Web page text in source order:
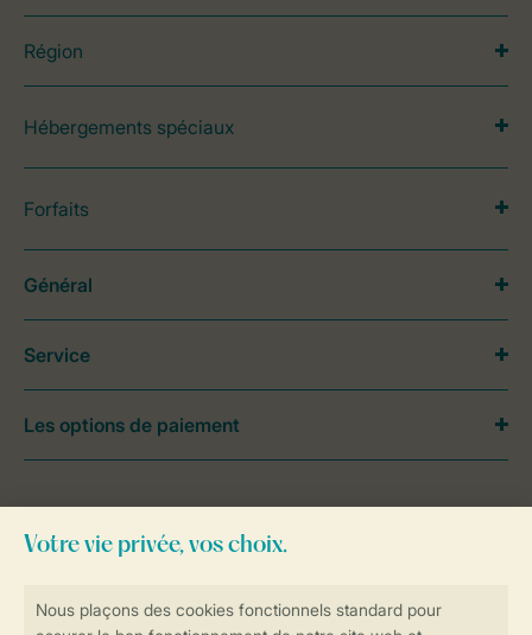
Région
Hébergements spéciaux
Forfaits
contactez notreContact Center.
Général
Service
Les options de paiement